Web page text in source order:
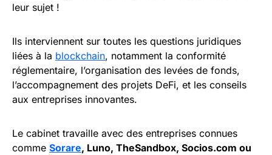
leur sujet !
Ils interviennent sur toutes les questions juridiques
liées à la blockchain, notamment la conformité
réglementaire, l’organisation des levées de fonds,
l’accompagnement des projets DeFi, et les conseils
aux entreprises innovantes.
Le cabinet travaille avec des entreprises connues
comme Sorare, Luno, TheSandbox, Socios.com ou